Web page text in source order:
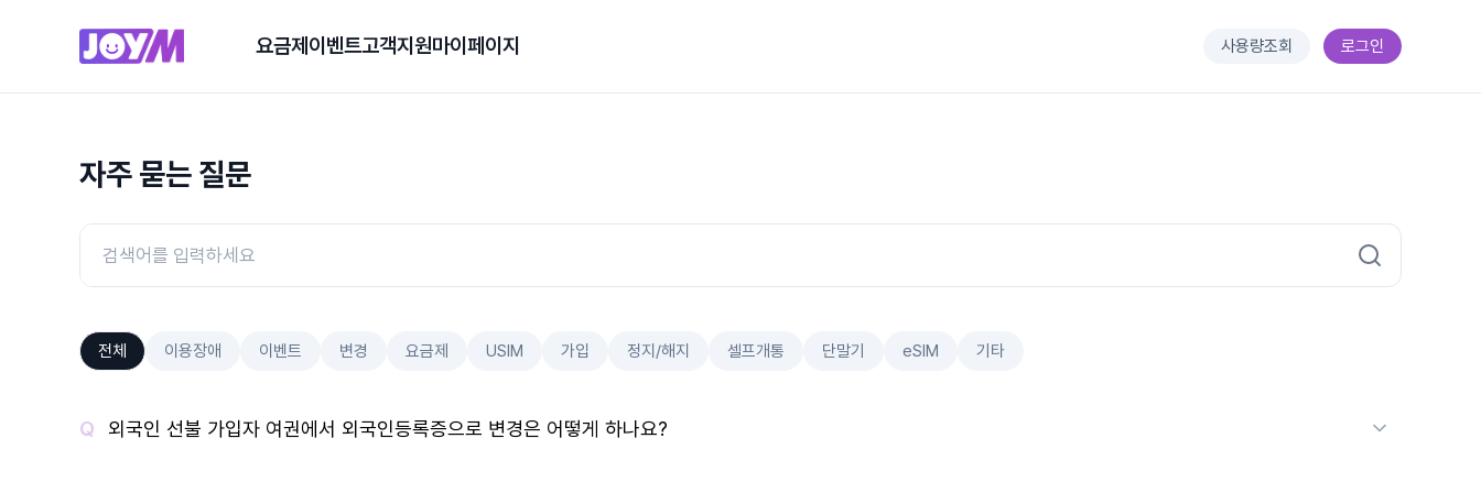
요금제 이벤트고객지원마이페이지 사용량조회 로그인
자주 묻는 질문
전체 이용장애 이벤트 변경 요금제 USIM 가입 정지/해지 셀프개통 단말기 eSIM 기타
외국인 선불 가입자 여권에서 외국인등록증으로 변경은 어떻게 하나요?